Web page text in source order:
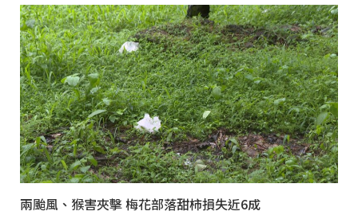
兩颱風、猴害夾擊 梅花部落甜柿損失近6成